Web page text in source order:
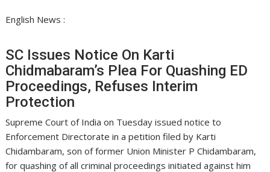
English News :
SC Issues Notice On Karti
Chidmabaram’s Plea For Quashing ED
Proceedings, Refuses Interim
Protection
Supreme Court of India on Tuesday issued notice to
Enforcement Directorate in a petition filed by Karti
Chidambaram, son of former Union Minister P Chidambaram,
for quashing of all criminal proceedings initiated against him